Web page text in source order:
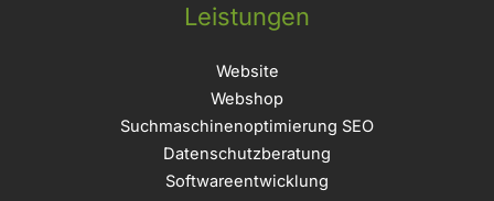
Leistungen
Website
Webshop
Suchmaschinenoptimierung SEO
Datenschutzberatung
Softwareentwicklung